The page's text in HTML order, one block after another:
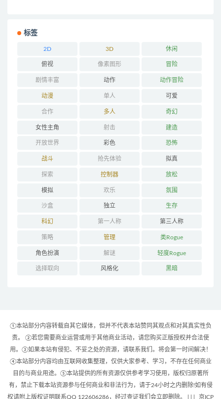
标签
2D 3D 休闲
俯视 像素图形 冒险
剧情丰富 动作 动作冒险
动漫 单人 可爱
合作 多人 奇幻
女性主角 射击 建造
开放世界 彩色 恐怖
战斗 抢先体验 拟真
探索 控制器 放松
模拟 欢乐 氛围
沙盒 独立 生存
科幻 第一人称 第三人称
策略 管理 类Rogue
角色扮演 解谜 轻度Rogue
选择取向 风格化 黑暗
①本站部分内容转载自其它媒体，但并不代表本站赞同其观点和对其真实性负
责。 ②若您需要商业运营或用于其他商业活动，请您购买正版授权并合法使
用。③如果本站有侵犯、不妥之处的资源，请联系我们。将会第一时间解决！
④本站部分内容均由互联网收集整理，仅供大家参考、学习，不存在任何商业
目的与商业用途。⑤本站提供的所有资源仅供参考学习使用，版权归原著所
有，禁止下载本站资源参与任何商业和非法行为，请于24小时之内删除!如有侵
权请附上版权证明联系QQ 122606286，经过查证我们会立即删除。 | |
京ICP